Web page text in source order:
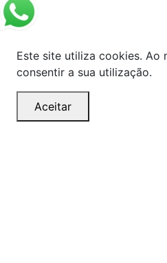
Este site utiliza cookies. Ao
consentir a sua utilização.
Aceitar